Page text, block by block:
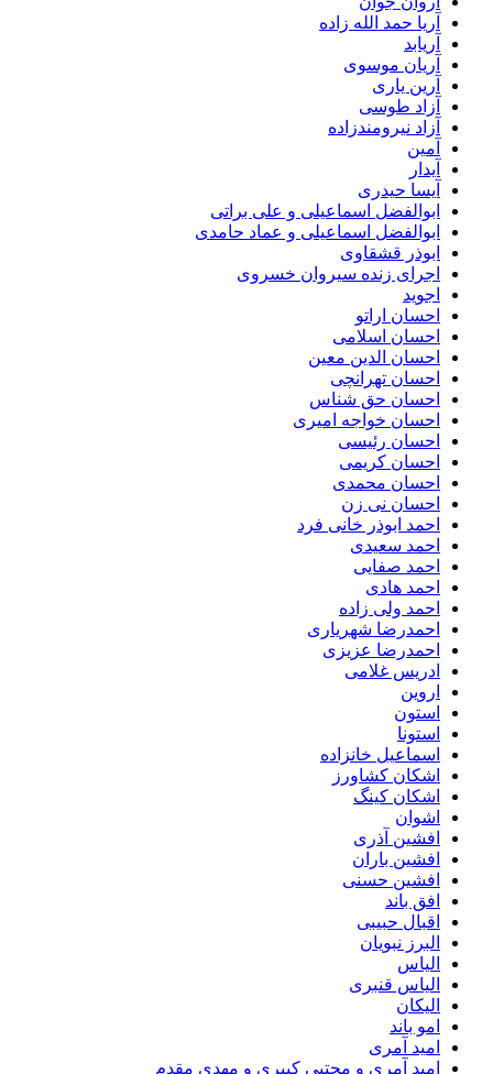
آریا حمد الله زاده
آریابد
آریان موسوی
آرین یاری
آزاد طوسی
آزاد نیرومندزاده
آمین
آیدار
آیسا حیدری
ابوالفضل اسماعیلی و علی براتی
ابوالفضل اسماعیلی و عماد حامدی
ابوذر قشقاوی
اجرای زنده سیروان خسروی
اجوید
احسان اراتو
احسان اسلامی
احسان الدین معین
احسان تهرانچی
احسان حق شناس
احسان خواجه امیری
احسان رئیسی
احسان کریمی
احسان محمدی
احسان نی زن
احمد ابوذر خانی فرد
احمد سعیدی
احمد صفایی
احمد هادی
احمد ولی زاده
احمدرضا شهریاری
احمدرضا عزیزی
ادریس غلامی
اروین
استون
استونا
اسماعیل خانزاده
اشکان کشاورز
اشکان کینگ
اشوان
افشین آذری
افشین باران
افشین حسنی
افق باند
اقبال حبیبی
البرز نبویان
الیاس
الیاس قنبرى
الیکان
امو باند
امید آمری
امید آمری و مجتبی کبیری و مهدى مقدم